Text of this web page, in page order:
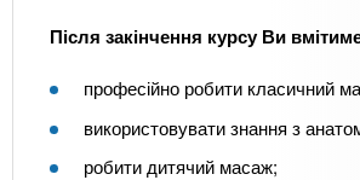
Після закінчення курсу Ви
професійно робити класичний
використовувати знання з
робити дитячий масаж;